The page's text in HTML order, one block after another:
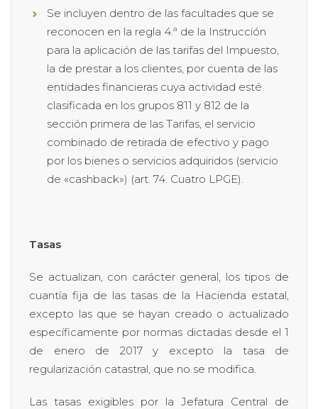
Se incluyen dentro de las facultades que se
reconocen en la regla 4.ª de la Instrucción
para la aplicación de las tarifas del Impuesto,
la de prestar a los clientes, por cuenta de las
entidades financieras cuya actividad esté
clasificada en los grupos 811 y 812 de la
sección primera de las Tarifas, el servicio
combinado de retirada de efectivo y pago
por los bienes o servicios adquiridos (servicio
de «cashback») (art. 74. Cuatro LPGE).
Tasas
Se actualizan, con carácter general, los tipos de
cuantía fija de las tasas de la Hacienda estatal,
excepto las que se hayan creado o actualizado
específicamente por normas dictadas desde el 1
de enero de 2017 y excepto la tasa de
regularización catastral, que no se modifica.
Las tasas exigibles por la Jefatura Central de